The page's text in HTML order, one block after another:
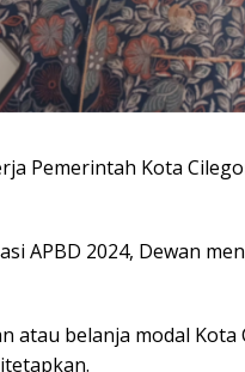
Pemerintah Kota
APBD 2024, Dewan
atau belanja modal Kota